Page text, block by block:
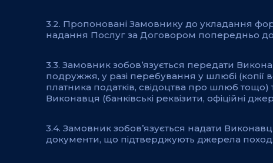
3.2. Пропоновані Замовнику до укладання
надання Послуг за Договором попередньо
3.3. Замовник зобов’язується передати
подружжя, у разі перебування у шлюбі (копії
платника податків, свідоцтва про шлюб
Виконавця (банківські реквізити, офіційні
3.4. Замовник зобов’язується надати
документи, що підтверджують джерела